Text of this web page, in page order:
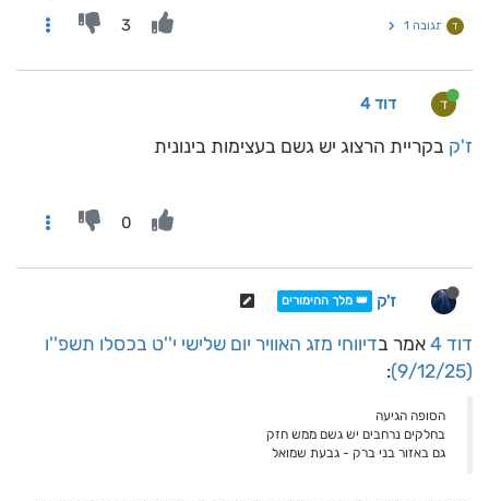
ד תגובה 1 3
ד דוד 4
ז'ק בקריית הרצוג יש גשם בעצימות בינונית
0
ז'ק 👑 מלך ההימורים
דוד 4 אמר בדיווחי מזג האוויר יום שלישי י''ט בכסלו תשפ''ו
(9/12/25)
:
הסופה הגיעה
בחלקים נרחבים יש גשם ממש חזק
גם באזור בני ברק - גבעת שמואל